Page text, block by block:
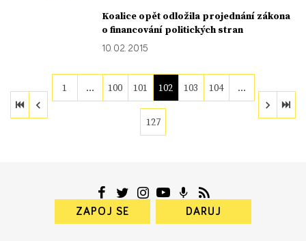
Koalice opět odložila projednání zákona
o financování politických stran
10. 02. 2015
1 … 100 101 102 103 104 …
127
ZAPOJ SE DARUJ